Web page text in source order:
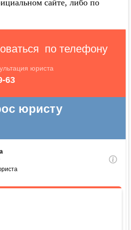
сайте, либо по